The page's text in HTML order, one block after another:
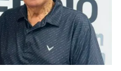
Maneiro sigue
falta de agua
de contingencia